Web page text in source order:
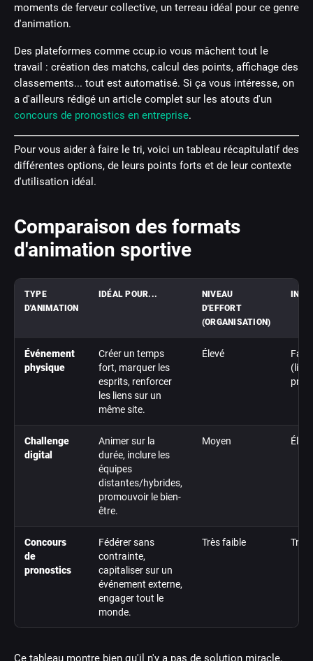
moments de ferveur collective, un terreau idéal pour ce genre
d'animation.
Des plateformes comme ccup.io vous mâchent tout le
travail : création des matchs, calcul des points, affichage des
classements... tout est automatisé. Si ça vous intéresse, on
a d'ailleurs rédigé un article complet sur les atouts d'un
concours de pronostics en entreprise.
Pour vous aider à faire le tri, voici un tableau récapitulatif des
différentes options, de leurs points forts et de leur contexte
d'utilisation idéal.
Comparaison des formats
d'animation sportive
TYPE
D'ANIMATION
IDÉAL POUR...
NIVEAU
D'EFFORT
(ORGANISATION)
Événement
physique
Créer un temps
fort, marquer les
esprits, renforcer
les liens sur un
même site.
Élevé
Challenge
digital
Animer sur la
durée, inclure les
équipes
distantes/hybrides,
promouvoir le bien-
être.
Moyen
Concours
de
pronostics
Fédérer sans
contrainte,
capitaliser sur un
événement externe,
engager tout le
monde.
Très faible Très
Ce tableau montre bien qu'il n'y a pas de solution miracle,